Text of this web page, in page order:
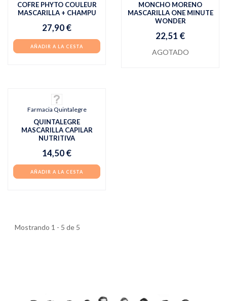
COFRE PHYTO COULEUR
MASCARILLA + CHAMPU
27,90 €
AÑADIR A LA CESTA
MONCHO MORENO
MASCARILLA ONE MINUTE
WONDER
22,51 €
AGOTADO
Farmacia Quintalegre
QUINTALEGRE
MASCARILLA CAPILAR
NUTRITIVA
14,50 €
AÑADIR A LA CESTA
Mostrando 1 - 5 de 5